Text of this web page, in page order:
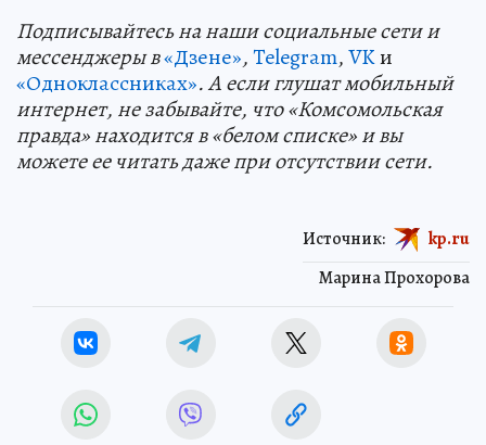
Подписывайтесь на наши социальные сети и
мессенджеры в«Дзене»,Telegram,VKи
«Одноклассниках». А если глушат мобильный
интернет, не забывайте, что «Комсомольская
правда» находится в «белом списке» и вы
можете ее читать даже при отсутствии сети.
Марина Прохорова
Источник: kp.ru